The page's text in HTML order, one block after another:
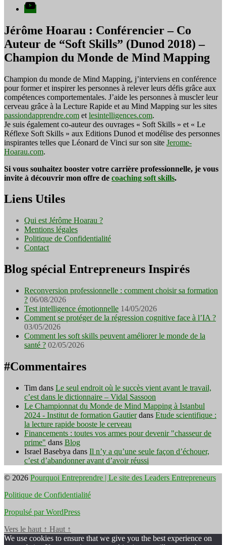
YouTube
Jérôme Hoarau : Conférencier – Co
Auteur de “Soft Skills” (Dunod 2018) –
Champion du Monde de Mind Mapping
Champion du monde de Mind Mapping, j’interviens en conférence
pour former et inspirer les personnes à relever leurs défis grâce aux
compétences comportementales. J’aide les personnes à muscler leur
cerveau grâce à la Lecture Rapide et au Mind Mapping sur les sites
passiondapprendre.com et lesintelligences.com.
Je suis également co-auteur des ouvrages « Soft Skills » et « Le
Réflexe Soft Skills » aux Editions Dunod et modélise des personnes
inspirantes telles que Léonard de Vinci sur son site Jerome-
Hoarau.com.
Si vous souhaitez booster votre carrière professionnelle, je vous
invite à découvrir mon offre de coaching soft skills.
Liens Utiles
Qui est Jérôme Hoarau ?
Mentions légales
Politique de Confidentialité
Contact
Blog spécial Entrepreneurs Inspirés
Reconversion professionnelle : comment choisir sa formation
? 06/08/2026
Test intelligence émotionnelle 14/05/2026
Comment se protéger de la régression cognitive face à l’IA ?
03/05/2026
Comment les soft skills peuvent améliorer le monde de la
santé ? 02/05/2026
#Commentaires
Tim dans Le seul endroit où le succès vient avant le travail,
c’est dans le dictionnaire – Vidal Sassoon
Le Championnat du Monde de Mind Mapping à Istanbul
2024 - Institut de formation Gautierdans Etude scientifique :
la lecture rapide booste le cerveau
Financements : toutes vos armes pour devenir "chasseur de
prime" dans Blog
Israel Basebya dans Il n’y a qu’une seule façon d’échouer,
c’est d’abandonner avant d’avoir réussi
© 2026 Pourquoi Entreprendre | Le site des Leaders Entrepreneurs
Politique de Confidentialité
Propulsé par WordPress
Vers le haut ↑ Haut ↑
We use cookies to ensure that we give you the best experience on